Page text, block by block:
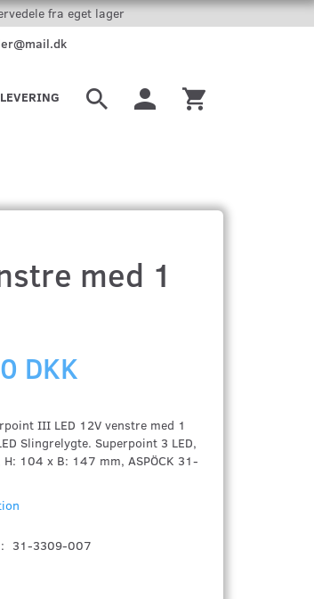
fra eget lager
med 1
DKK
III LED 12V venstre med 1
Slingrelygte. Superpoint 3 LED,
104 x B: 147 mm, ASPÖCK 31-
31-3309-007